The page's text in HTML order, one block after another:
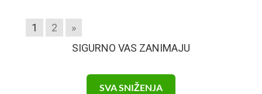
1 2
»
SIGURNO VAS ZANIMAJU
SVA SNIŽENJA